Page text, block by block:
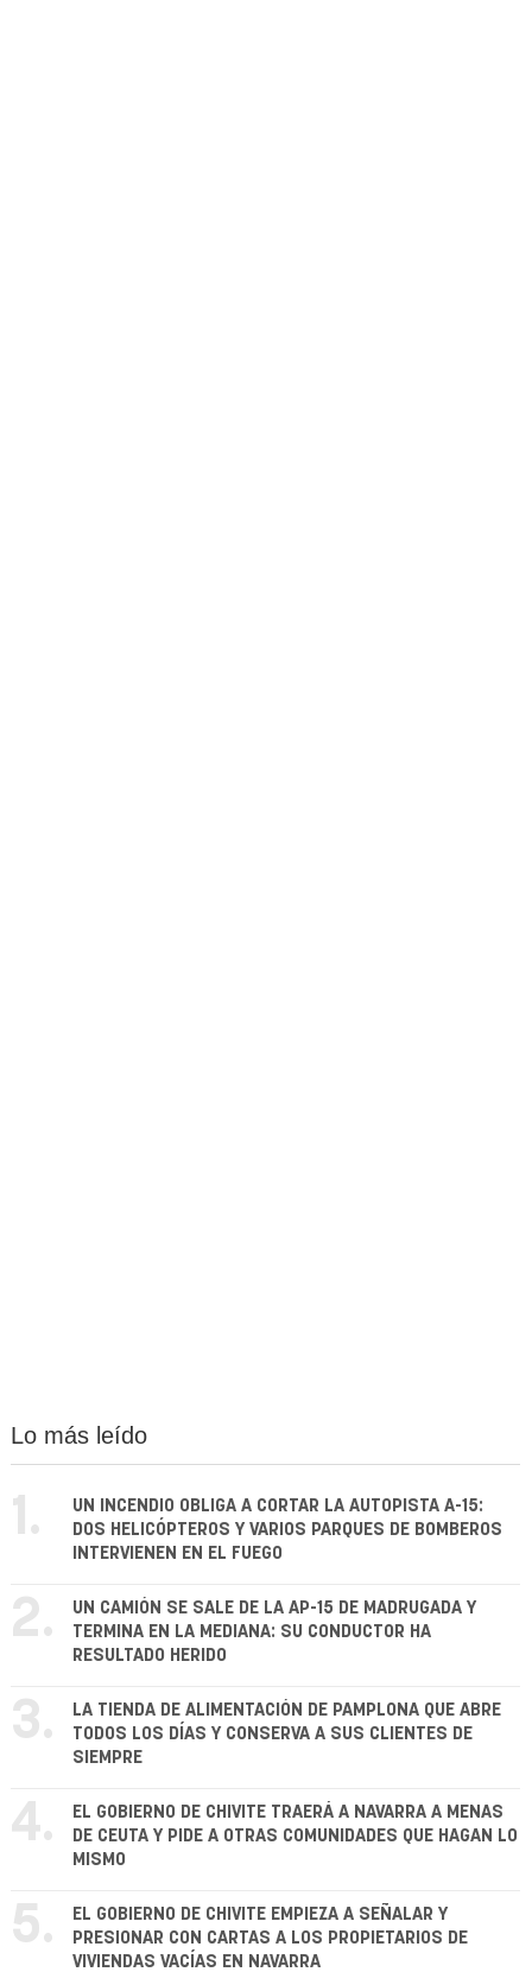
Lo más leído
1.
UN INCENDIO OBLIGA A CORTAR LA AUTOPISTA A-15:
DOS HELICÓPTEROS Y VARIOS PARQUES DE BOMBEROS
INTERVIENEN EN EL FUEGO
2.
UN CAMIÓN SE SALE DE LA AP-15 DE MADRUGADA Y
TERMINA EN LA MEDIANA: SU CONDUCTOR HA
RESULTADO HERIDO
3.
LA TIENDA DE ALIMENTACIÓN DE PAMPLONA QUE ABRE
TODOS LOS DÍAS Y CONSERVA A SUS CLIENTES DE
SIEMPRE
4.
EL GOBIERNO DE CHIVITE TRAERÁ A NAVARRA A MENAS
DE CEUTA Y PIDE A OTRAS COMUNIDADES QUE HAGAN LO
MISMO
5.
EL GOBIERNO DE CHIVITE EMPIEZA A SEÑALAR Y
PRESIONAR CON CARTAS A LOS PROPIETARIOS DE
VIVIENDAS VACÍAS EN NAVARRA